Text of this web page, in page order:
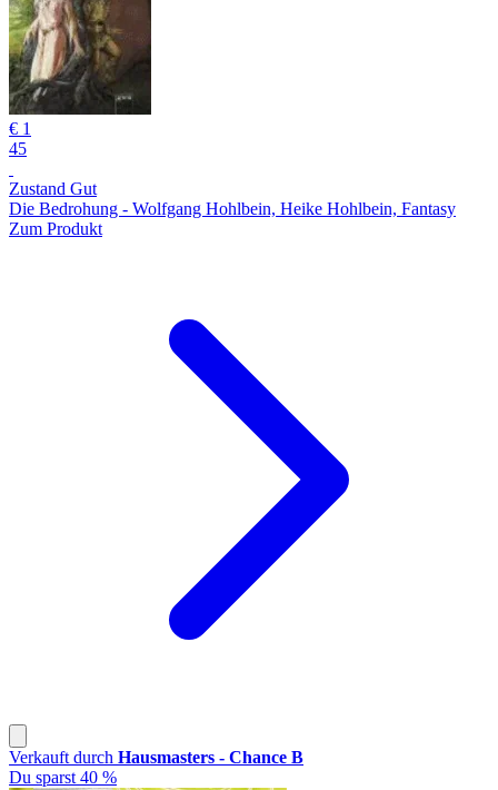
€ 1
45
Zustand Gut
Die Bedrohung - Wolfgang Hohlbein, Heike Hohlbein, Fantasy
Zum Produkt
Verkauft durch Hausmasters - Chance B
Du sparst 40 %